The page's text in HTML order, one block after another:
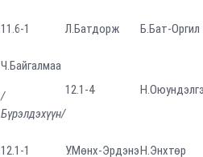
11.6-1 Л.Батдорж Б.Бат-Оргил
Ч.Байгалмаа
/
Бүрэлдэхүүн/
12.1-4
12.1-1 У.Мөнх-ЭрдэнэН.Энхтөр